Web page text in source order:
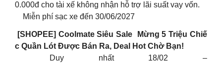
0.000đ cho tài xế không nhận hỗ trợ lãi suất vay vốn.
Miễn phí sạc xe đến 30/06/2027
[SHOPEE] Coolmate Siêu Sale Mừng 5 Triệu Chiế
c Quần Lót Được Bán Ra, Deal Hot Chờ Bạn!
Duy nhất 18/02 –